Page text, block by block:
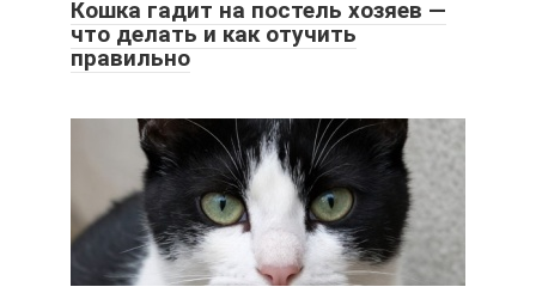
Кошка гадит на постель хозяев —
что делать и как отучить
правильно